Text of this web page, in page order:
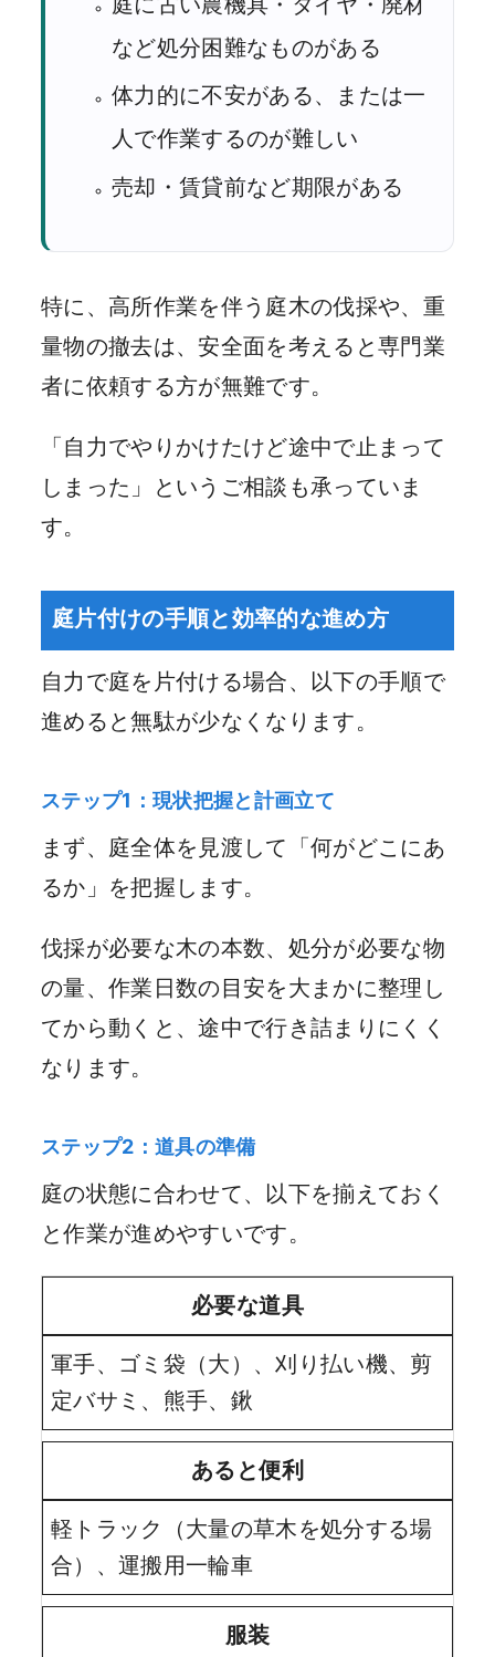
など処分困難なものがある
体力的に不安がある、または一
人で作業するのが難しい
売却・賃貸前など期限がある
特に、高所作業を伴う庭木の伐採や、重
量物の撤去は、安全面を考えると専門業
者に依頼する方が無難です。
「自力でやりかけたけど途中で止まって
しまった」というご相談も承っていま
す。
庭片付けの手順と効率的な進め方
自力で庭を片付ける場合、以下の手順で
進めると無駄が少なくなります。
ステップ1：現状把握と計画立て
まず、庭全体を見渡して「何がどこにあ
るか」を把握します。
伐採が必要な木の本数、処分が必要な物
の量、作業日数の目安を大まかに整理し
てから動くと、途中で行き詰まりにくく
なります。
ステップ2：道具の準備
庭の状態に合わせて、以下を揃えておく
と作業が進めやすいです。
必要な道具
軍手、ゴミ袋（大）、刈り払い機、剪
定バサミ、熊手、鍬
あると便利
軽トラック（大量の草木を処分する場
合）、運搬用一輪車
服装